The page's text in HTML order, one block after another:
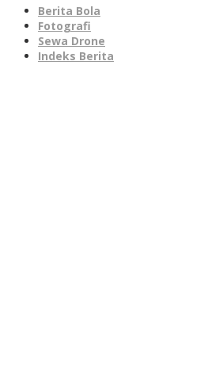
Berita Bola
Fotografi
Sewa Drone
Indeks Berita